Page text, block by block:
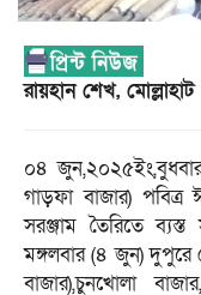
রায়হান শেখ, মোল্লাহাট
০৪
গাড়ফা বাজার)
সরঞ্জাম তৈরিতে
মঙ্গলবার (৪ জুন) দুপুরে
বাজার),চুনখোলা